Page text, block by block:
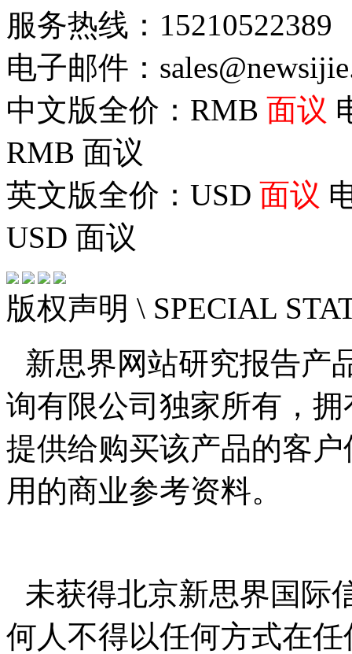
服务热线：15210522389
电子邮件：
中文版全价：RMB 面议
RMB 面议
英文版全价：USD 面议
USD 面议
版权声明 \ SPECIAL
新思界网站研究报告产
询有限公司独家所有，
提供给购买该产品的客
用的商业参考资料。
未获得北京新思界国际
何人不得以任何方式在